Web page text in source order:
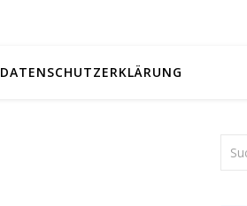
DATENSCHUTZERKLÄRUNG